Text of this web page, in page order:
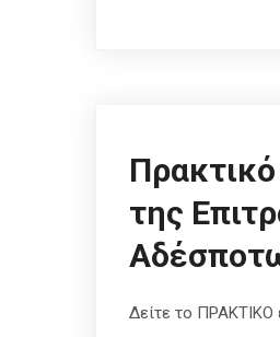
της
Δείτε το ΠΡΑΚΤΙΚΟ